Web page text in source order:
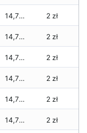
14,700 zł 2 zł
14,700 zł 2 zł
14,700 zł 2 zł
14,700 zł 2 zł
14,700 zł 2 zł
14,700 zł 2 zł